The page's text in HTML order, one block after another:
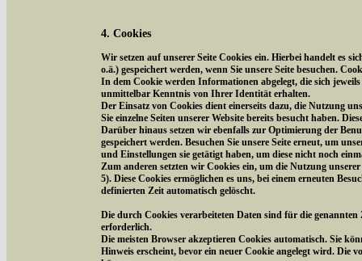
4. Cookies
Wir setzen auf unserer Seite Cookies ein. Hierbei handelt es
o.ä.) gespeichert werden, wenn Sie unsere Seite besuchen.
In dem Cookie werden Informationen abgelegt, die sich
unmittelbar Kenntnis von Ihrer Identität erhalten.
Der Einsatz von Cookies dient einerseits dazu, die Nutzung
Sie einzelne Seiten unserer Website bereits besucht haben.
Darüber hinaus setzen wir ebenfalls zur Optimierung der
gespeichert werden. Besuchen Sie unsere Seite erneut, um
und Einstellungen sie getätigt haben, um diese nicht noch
Zum anderen setzten wir Cookies ein, um die Nutzung
5). Diese Cookies ermöglichen es uns, bei einem erneuten
definierten Zeit automatisch gelöscht.
Die durch Cookies verarbeiteten Daten sind für die
erforderlich.
Die meisten Browser akzeptieren Cookies automatisch. Sie
Hinweis erscheint, bevor ein neuer Cookie angelegt wird. Die